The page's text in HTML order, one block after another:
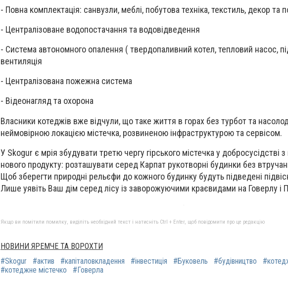
- Повна комплектація: санвузли, меблі, побутова техніка, текстиль, декор та
- Централізоване водопостачання та водовідведення
- Система автономного опалення ( твердопаливний котел, тепловий насос,
вентиляція
- Централізована пожежна система
- Відеонагляд та охорона
Власники котеджів вже відчули, що таке життя в горах без турбот та
неймовірною локацією містечка, розвиненою інфраструктурою та сервісом.
У Skogur є мрія збудувати третю чергу гірського містечка у добросусідстві
нового продукту: розташувати серед Карпат рукотворні будинки без
Щоб зберегти природні рельєфи до кожного будинку будуть підведені
Лише уявіть Ваш дім серед лісу із заворожуючими краєвидами на Говерлу і
Якщо ви помітили помилку, виділіть необхідний текст і натисніть Ctrl + Enter, щоб повідомити про це редакцію
НОВИНИ ЯРЕМЧЕ ТА ВОРОХТИ
#Skogur
#актив #капіталовкладення #інвестиція #Буковель #будівництво
#котеджне містечко
#Говерла